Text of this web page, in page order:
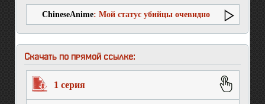
ChineseAnime: Мой статус убийцы очевидно
превосходит геройский
Скачать по прямой ссылке:
1 серия